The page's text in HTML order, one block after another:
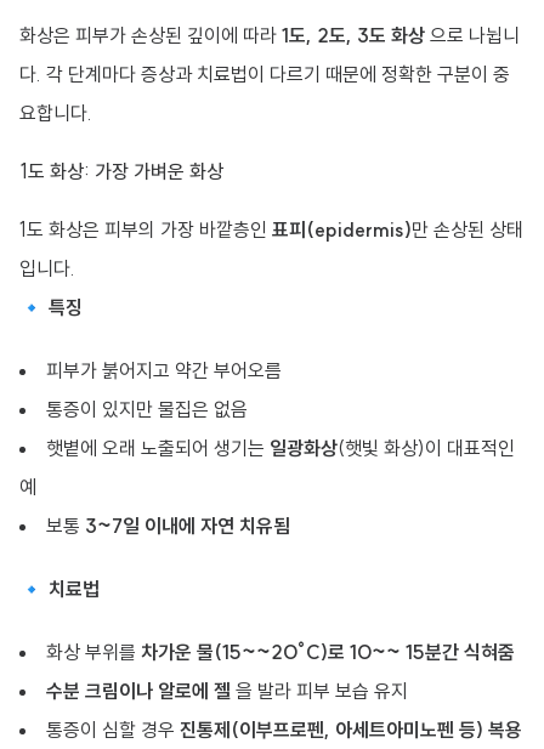
화상은 피부가 손상된 깊이에 따라 1도, 2도, 3도 화상 으로 나뉩니
다. 각 단계마다 증상과 치료법이 다르기 때문에 정확한 구분이 중
요합니다.
1도 화상: 가장 가벼운 화상
1도 화상은 피부의 가장 바깥층인 표피(epidermis)만 손상된 상태
입니다.
🔹 특징
피부가 붉어지고 약간 부어오름
통증이 있지만 물집은 없음
햇볕에 오래 노출되어 생기는 일광화상(햇빛 화상)이 대표적인
예
보통 3~7일 이내에 자연 치유됨
🔹 치료법
화상 부위를 차가운 물(15~~20°C)로 10~~ 15분간 식혀줌
수분 크림이나 알로에 젤 을 발라 피부 보습 유지
통증이 심할 경우 진통제(이부프로펜, 아세트아미노펜 등) 복용